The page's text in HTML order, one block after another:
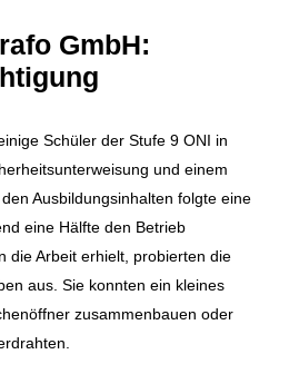
GmbH:
Schüler der Stufe 9 ONI in
und einem
Ausbildungsinhalten folgte eine
eine Hälfte den Betrieb
die Arbeit erhielt, probierten die
aus. Sie konnten ein kleines
zusammenbauen oder